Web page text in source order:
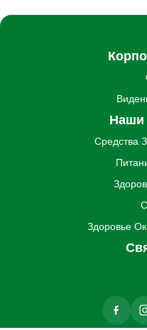
Наши
Средства
Здоровье